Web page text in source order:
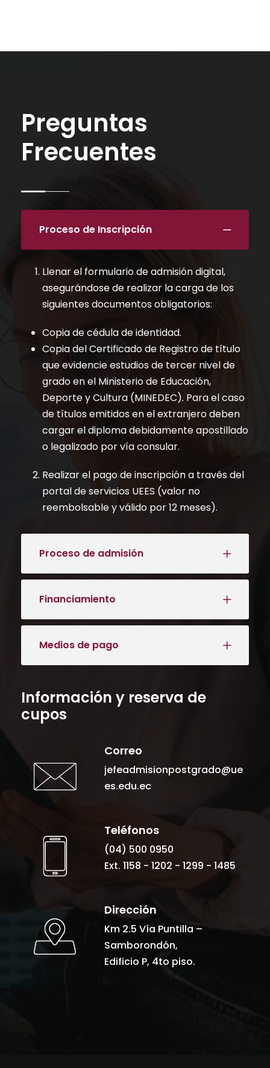
Preguntas
Frecuentes
Proceso de Inscripción
Llenar el formulario de admisión digital,
asegurándose de realizar la carga de los
siguientes documentos obligatorios:
Copia de cédula de identidad.
Copia del Certificado de Registro de título
que evidencie estudios de tercer nivel de
grado en el Ministerio de Educación,
Deporte y Cultura (MINEDEC). Para el caso
de títulos emitidos en el extranjero deben
cargar el diploma debidamente apostillado
o legalizado por vía consular.
Realizar el pago de inscripción a través del
portal de servicios UEES (valor no
reembolsable y válido por 12 meses).
Proceso de admisión
Financiamiento
Medios de pago
Información y reserva de
cupos
Correo
jefeadmisionpostgrado@ue
es.edu.ec
Teléfonos
(04) 500 0950
Ext. 1158 - 1202 - 1299 - 1485
Dirección
Km 2.5 Vía Puntilla –
Samborondón,
Edificio P, 4to piso.